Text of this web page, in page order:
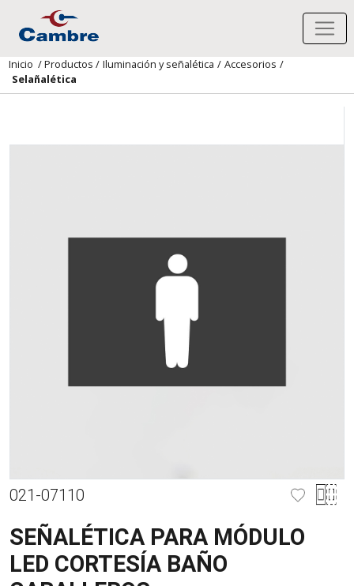
Inicio /Productos / Iluminación y señalética / Accesorios /
Selañalética
021-07110
SEÑALÉTICA PARA MÓDULO
LED CORTESÍA BAÑO